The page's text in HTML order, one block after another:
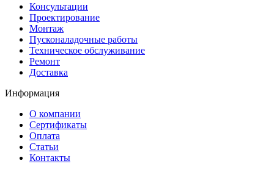
Консультации
Проектирование
Монтаж
Пусконаладочные работы
Техническое обслуживание
Ремонт
Доставка
Информация
О компании
Сертификаты
Оплата
Статьи
Контакты